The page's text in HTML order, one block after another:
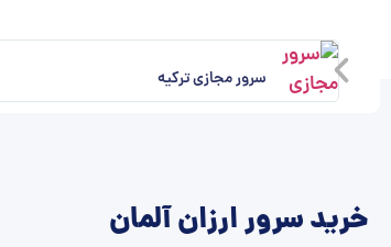
سرور مجازی ترکیه
خرید سرور ارزان آلمان